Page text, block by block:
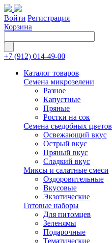
Войти Регистрация
Корзина
+7 (912) 014-49-00
Каталог товаров
Семена микрозелени
Разное
Капустные
Пряные
Ростки на сок
Семена съедобных цветов
Освежающий вкус
Острый вкус
Пряный вкус
Сладкий вкус
Миксы и салатные смеси
Оздоровительные
Вкусовые
Экзотические
Готовые наборы
Для питомцев
Зеленямы
Подарочные
Тематические